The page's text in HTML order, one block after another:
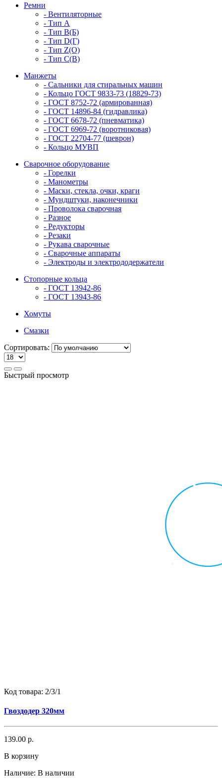
Ремни
- Вентиляторные
- Тип A
- Тип B(Б)
- Тип D(Г)
- Тип Z(O)
- Тип С(В)
Манжеты
- Сальники для стиральных машин
- Кольцо ГОСТ 9833-73 (18829-73)
- ГОСТ 8752-72 (армированная)
- ГОСТ 14896-84 (гидравлика)
- ГОСТ 6678-72 (пневматика)
- ГОСТ 6969-72 (воротниковая)
- ГОСТ 22704-77 (шеврон)
- Кольцо МУВП
Сварочное оборудование
- Горелки
- Манометры
- Маски, стекла, очки, краги
- Мундштуки, наконечники
- Проволока сварочная
- Разное
- Редукторы
- Резаки
- Рукава сварочные
- Сварочные аппараты
- Электроды и электрододержатели
Стопорные кольца
- ГОСТ 13942-86
- ГОСТ 13943-86
Хомуты
Смазки
Сортировать:
Быстрый просмотр
Код товара: 2/3/1
Гвоздодер 320мм
139.00 р.
В корзину
Наличие: В наличии